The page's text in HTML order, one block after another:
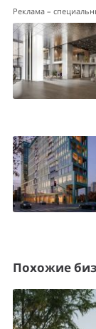
Реклама –
Похожие